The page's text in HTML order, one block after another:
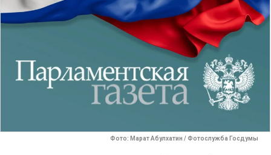
Фото: Марат Абулхатин / Фотослужба Госдумы